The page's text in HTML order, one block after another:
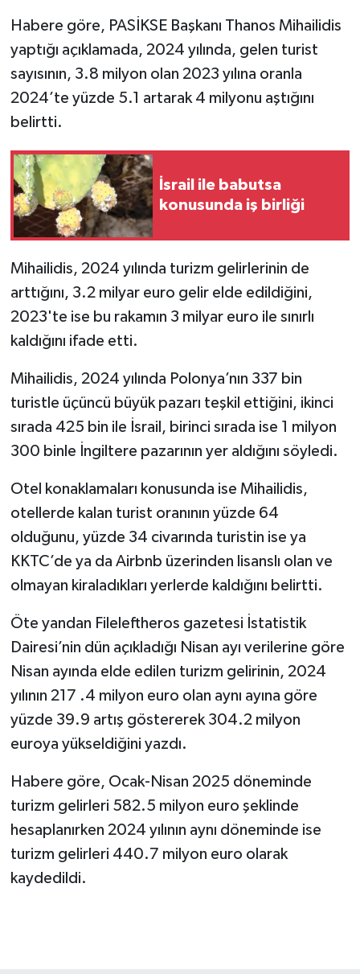
Habere göre, PASİKSE Başkanı Thanos Mihailidis
yaptığı açıklamada, 2024 yılında, gelen turist
sayısının, 3.8 milyon olan 2023 yılına oranla
2024’te yüzde 5.1 artarak 4 milyonu aştığını
belirtti.
İsrail ile babutsa
konusunda iş birliği
Mihailidis, 2024 yılında turizm gelirlerinin de
arttığını, 3.2 milyar euro gelir elde edildiğini,
2023'te ise bu rakamın 3 milyar euro ile sınırlı
kaldığını ifade etti.
Mihailidis, 2024 yılında Polonya’nın 337 bin
turistle üçüncü büyük pazarı teşkil ettiğini, ikinci
sırada 425 bin ile İsrail, birinci sırada ise 1 milyon
300 binle İngiltere pazarının yer aldığını söyledi.
Otel konaklamaları konusunda ise Mihailidis,
otellerde kalan turist oranının yüzde 64
olduğunu, yüzde 34 civarında turistin ise ya
KKTC’de ya da Airbnb üzerinden lisanslı olan ve
olmayan kiraladıkları yerlerde kaldığını belirtti.
Öte yandan Fileleftheros gazetesi İstatistik
Dairesi’nin dün açıkladığı Nisan ayı verilerine göre
Nisan ayında elde edilen turizm gelirinin, 2024
yılının 217 .4 milyon euro olan aynı ayına göre
yüzde 39.9 artış göstererek 304.2 milyon
euroya yükseldiğini yazdı.
Habere göre, Ocak-Nisan 2025 döneminde
turizm gelirleri 582.5 milyon euro şeklinde
hesaplanırken 2024 yılının aynı döneminde ise
turizm gelirleri 440.7 milyon euro olarak
kaydedildi.